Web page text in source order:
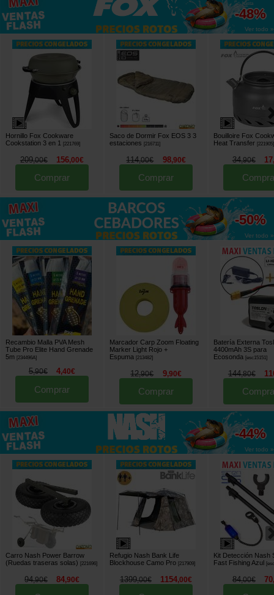
hasta
-48%
Ver todo »
Hornillo Fox Cookware
Cookstation 3 en 1
221769]
209,00€ 156,00€
Comprar
Saco de Dormir Fox EOS 3 3
estaciones
216711]
114,00€ 98,90€
Comprar
Bouilloire Fox
Heat Transfer
221905]
34,90€ 17
hasta
-50%
Ver todo »
Recambio Malla PVA Mesh
Tube Pro Elite Hand Grenade
5m [234496A]
5,90€ 4,40€
Comprar
Marcador Carp Zoom Floating
Marker Light Rojo +
Espuma [213482]
12,90€ 9,90€
Comprar
Batería Externa
4400mAh 3S para
Ecosonda [esc15151]
144,80€
hasta
-44%
Ver todo »
Carro Nash Power Barrow
(Ruedas traseras solas)
[221696]
94,90€ 84,90€
Refugio Nash Bank Life
Blockhouse Camo Pro [217909]
1399,00€ 1154,00€
Kit Detección Nash
Fast Fishing Azul
[
84,00€ 70